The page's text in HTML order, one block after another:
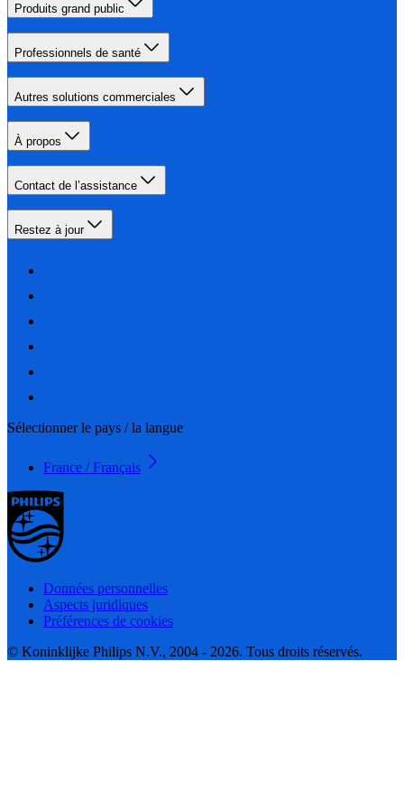
Produits grand public
Professionnels de santé
Autres solutions commerciales
À propos
Contact de l’assistance
Restez à jour
Sélectionner le pays / la langue
France / Français
Données personnelles
Aspects juridiques
Préférences de cookies
© Koninklijke Philips N.V., 2004 - 2026. Tous droits réservés.